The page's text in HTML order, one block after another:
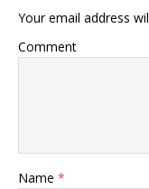
Your email address
Comment
Name *